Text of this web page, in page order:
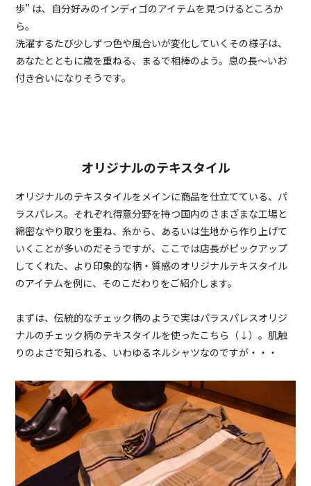
歩” は、自分好みのインディゴのアイテムを見つけるところか
ら。
洗濯するたび少しずつ色や風合いが変化していくその様子は、
あなたとともに歳を重ねる、まるで相棒のよう。息の長～いお
付き合いになりそうです。
オリジナルのテキスタイル
オリジナルのテキスタイルをメインに商品を仕立てている、パ
ラスパレス。それぞれ得意分野を持つ国内のさまざまな工場と
綿密なやり取りを重ね、糸から、あるいは生地から作り上げて
いくことが多いのだそうですが、ここでは店長がピックアップ
してくれた、より印象的な柄・質感のオリジナルテキスタイル
のアイテムを例に、そのこだわりをご紹介します。
まずは、伝統的なチェック柄のようで実はパラスパレスオリジ
ナルのチェック柄のテキスタイルを使ったこちら（↓）。肌触
りのよさで知られる、いわゆるネルシャツなのですが・・・